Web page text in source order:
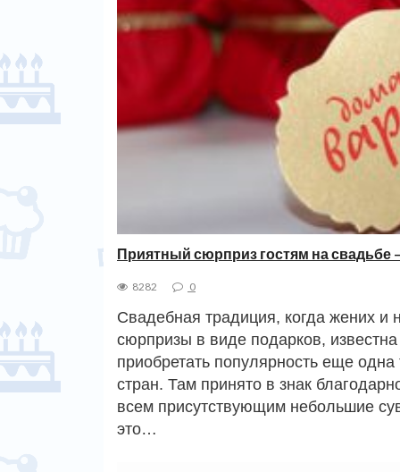
Приятный сюрприз гостям на свадьбе
8282 0
Свадебная традиция, когда жених и
сюрпризы в виде подарков,
приобретать популярность еще
стран. Там принято в знак
всем присутствующим небольшие
это…